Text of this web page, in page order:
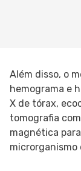
Além disso, o
hemograma e
X de tórax,
tomografia
magnética
microrganismo